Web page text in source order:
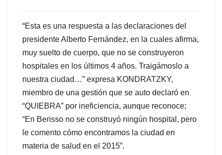
“Esta es una respuesta a las declaraciones del
presidente Alberto Fernández, en la cuales afirma,
muy suelto de cuerpo, que no se construyeron
hospitales en los últimos 4 años. Traigámoslo a
nuestra ciudad…” expresa KONDRATZKY,
miembro de una gestión que se auto declaró en
“QUIEBRA” por ineficiencia, aunque reconoce;
“En Berisso no se construyó ningún hospital, pero
le comento cómo encontramos la ciudad en
materia de salud en el 2015”.